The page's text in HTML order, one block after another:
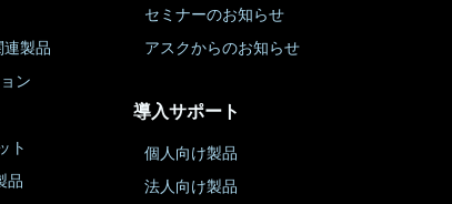
製品
ン
ト
品
セミナーのお知らせ
アスクからのお知らせ
導入サポート
個人向け製品
法人向け製品